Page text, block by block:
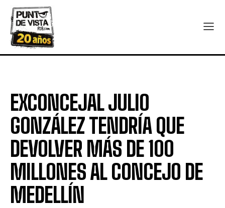
EXCONCEJAL JULIO
GONZÁLEZ TENDRÍA QUE
DEVOLVER MÁS DE 100
MILLONES AL CONCEJO DE
MEDELLÍN